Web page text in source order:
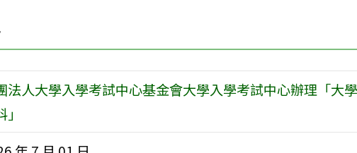
法人大學入學考試中心基金會大學入學考試中心辦理「大